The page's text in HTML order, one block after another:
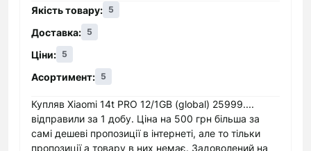
Мобільні телефони від більш ніж 20 світових
виробників. У зв'язку з тим, що наш онлайн-
магазин електроніки доступний для усіх, він
надає переконливий вибір гаджетів на будь-
який бюджет. Будь-який покупець зможе
кількістю функцій. При цьому вибір
естетичних характеристик мобільного
телефону - форми або дизайну, залежить
Якість товару: 5
Доставка: 5
Ціни: 5
Асортимент: 5
Купляв Xiaomi 14t PRO 12/1GB (global) 25999....
відправили за 1 добу. Ціна на 500 грн більша за
самі дешеві пропозиції в інтернеті, але то тільки
пропозиції а товару в них немає. Задоволений на